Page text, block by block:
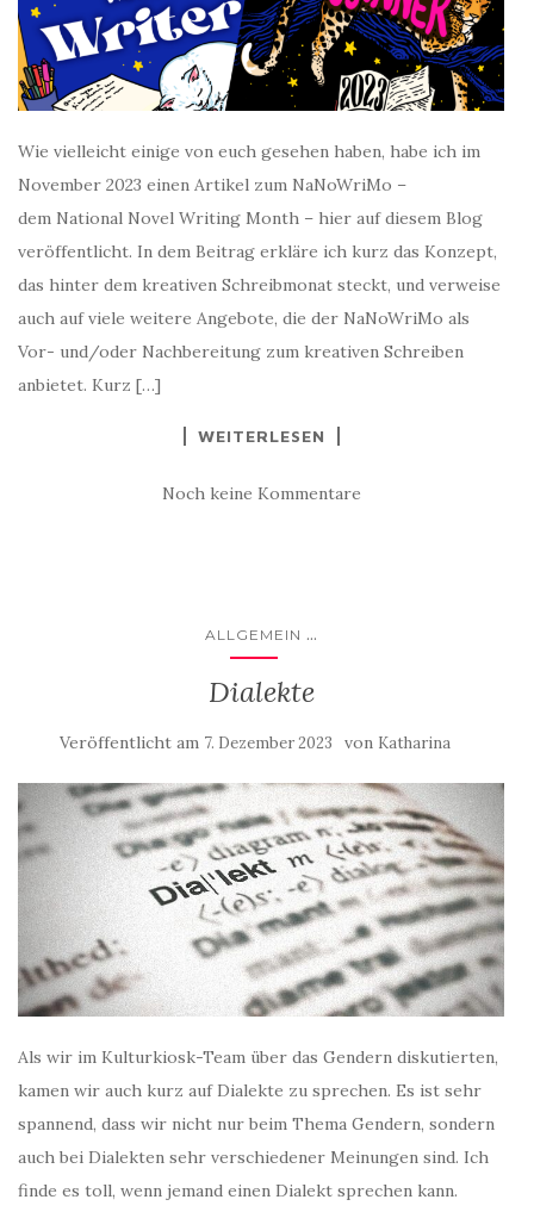
Wie vielleicht einige von euch gesehen haben, habe ich im
November 2023 einen Artikel zum NaNoWriMo –
dem National Novel Writing Month – hier auf diesem Blog
veröffentlicht. In dem Beitrag erkläre ich kurz das Konzept,
das hinter dem kreativen Schreibmonat steckt, und verweise
auch auf viele weitere Angebote, die der NaNoWriMo als
Vor- und/oder Nachbereitung zum kreativen Schreiben
anbietet. Kurz […]
WEITERLESEN
Noch keine Kommentare
ALLGEMEIN ...
Dialekte
Veröffentlicht am 7. Dezember 2023 von Katharina
Als wir im Kulturkiosk-Team über das Gendern diskutierten,
kamen wir auch kurz auf Dialekte zu sprechen. Es ist sehr
spannend, dass wir nicht nur beim Thema Gendern, sondern
auch bei Dialekten sehr verschiedener Meinungen sind. Ich
finde es toll, wenn jemand einen Dialekt sprechen kann.